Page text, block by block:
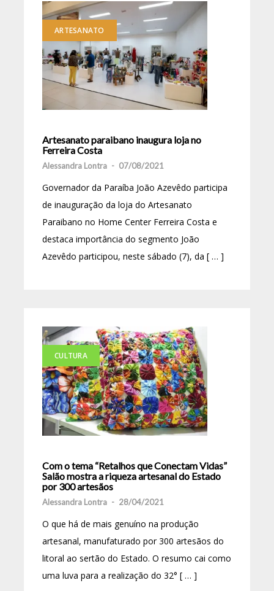
ARTESANATO
Artesanato paraibano inaugura loja no
Ferreira Costa
Alessandra Lontra - 07/08/2021
Governador da Paraíba João Azevêdo participa
de inauguração da loja do Artesanato
Paraibano no Home Center Ferreira Costa e
destaca importância do segmento João
Azevêdo participou, neste sábado (7), da [ … ]
CULTURA
Com o tema “Retalhos que Conectam Vidas”
Salão mostra a riqueza artesanal do Estado
por 300 artesãos
Alessandra Lontra - 28/04/2021
O que há de mais genuíno na produção
artesanal, manufaturado por 300 artesãos do
litoral ao sertão do Estado. O resumo cai como
uma luva para a realização do 32° [ … ]